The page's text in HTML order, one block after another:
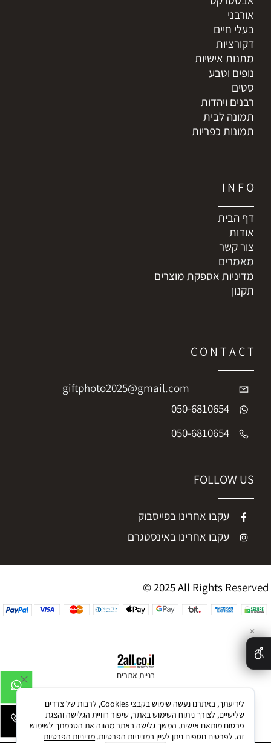
אורבני
בעלי חיים
דקורציות
מתנות אישיות
נופים וטבע
סטים
רבנים ויהדות
תמונה לבית
תמונות כפריות
I N F O
דף הבית
אודות
צור קשר
מאמרים
מדיניות אספקת מוצרים
תקנון
C O N T A C T
giftphoto2025@gmail.com
050-6810654
050-6810654
FOLLOW US
עקבו אחרינו בפייסבוק
עקבו אחרינו באינסטגרם
© 2025 All Rights Reserved
בניית אתרים
✕
לידיעתך, באתרנו נעשה שימוש בקבצי Cookies, לרבות של צדדים
שלישיים, לצורך ניתוח השימוש באתר, שיפור חוויית הגלישה והצגת
פרסום מותאם אישית. המשך גלישה באתר מהווה את הסכמתך לשימוש
זה. לפרטים נוספים ניתן לעיין במדיניות הפרטיות. מדיניות הפרטיות